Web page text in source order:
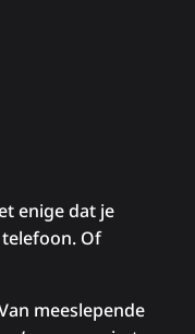
enige dat je
Of
meeslepende